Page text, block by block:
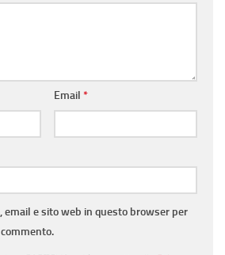
Email *
email e sito web in questo browser per